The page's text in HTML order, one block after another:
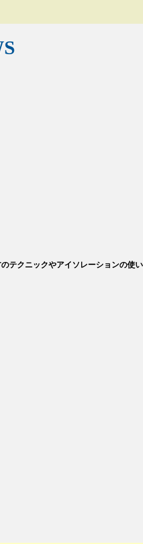
テクニックやアイソレーションの使